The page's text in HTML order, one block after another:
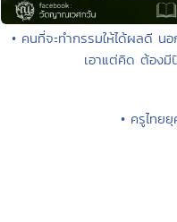
• คนที่จะทำกรรมให้ได้ผลดี น
เอาแต่คิด ต้อง
• ครูไทยยุ